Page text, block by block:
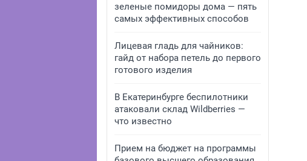
зеленые помидоры дома — пять
самых эффективных способов
Лицевая гладь для чайников:
гайд от набора петель до первого
готового изделия
В Екатеринбурге беспилотники
атаковали склад Wildberries —
что известно
Прием на бюджет на программы